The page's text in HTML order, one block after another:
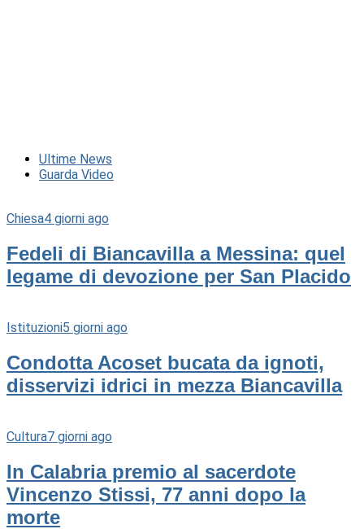
Ultime News
Guarda Video
Chiesa4 giorni ago
Fedeli di Biancavilla a Messina: quel
legame di devozione per San Placido
Istituzioni5 giorni ago
Condotta Acoset bucata da ignoti,
disservizi idrici in mezza Biancavilla
Cultura7 giorni ago
In Calabria premio al sacerdote
Vincenzo Stissi, 77 anni dopo la
morte